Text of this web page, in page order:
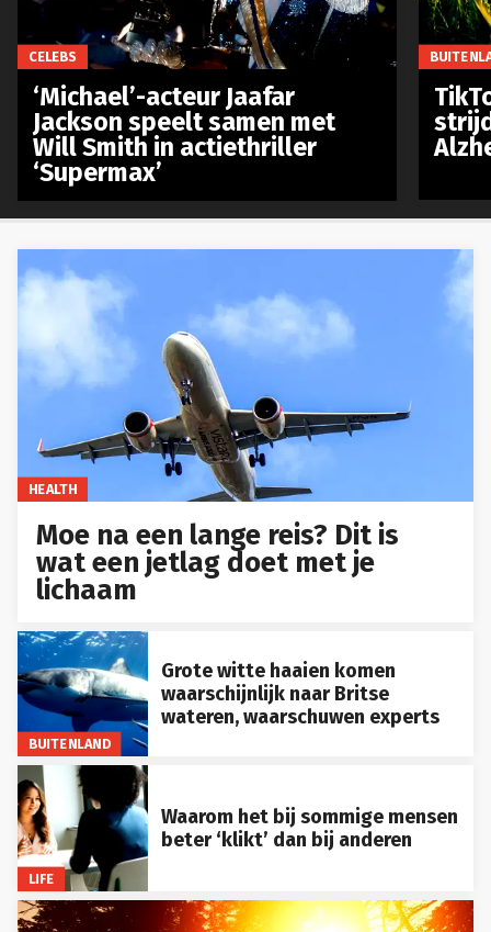
HEALTH
Moe na een lange reis? Dit is
wat een jetlag doet met je
lichaam
BUITENLAND
Grote witte haaien komen
waarschijnlijk naar Britse
wateren, waarschuwen experts
LIFE
Waarom het bij sommige mensen
beter ‘klikt’ dan bij anderen
CELEBS
‘Michael’-acteur Jaafar
Jackson speelt samen met
Will Smith in actiethriller
‘Supermax’